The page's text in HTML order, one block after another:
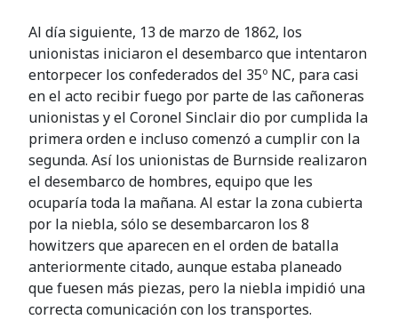
Al día siguiente, 13 de marzo de 1862, los
unionistas iniciaron el desembarco que intentaron
entorpecer los confederados del 35º NC, para casi
en el acto recibir fuego por parte de las cañoneras
unionistas y el Coronel Sinclair dio por cumplida la
primera orden e incluso comenzó a cumplir con la
segunda. Así los unionistas de Burnside realizaron
el desembarco de hombres, equipo que les
ocuparía toda la mañana. Al estar la zona cubierta
por la niebla, sólo se desembarcaron los 8
howitzers que aparecen en el orden de batalla
anteriormente citado, aunque estaba planeado
que fuesen más piezas, pero la niebla impidió una
correcta comunicación con los transportes.